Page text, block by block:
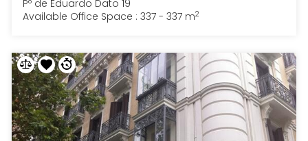
Pº de Eduardo Dato 19
Available Office Space : 337 - 337 m2